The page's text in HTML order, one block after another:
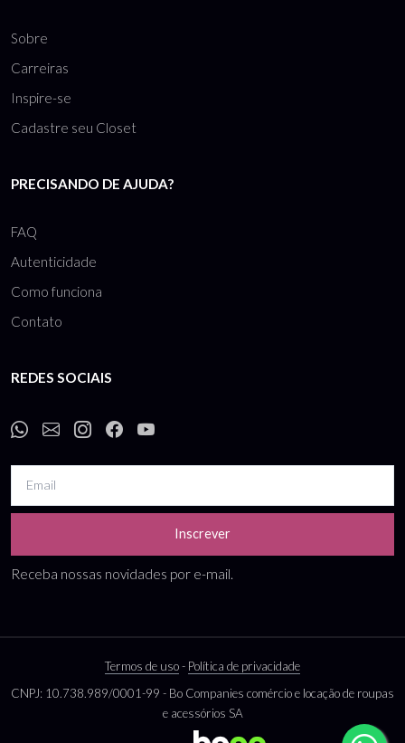
Sobre
Carreiras
Inspire-se
Cadastre seu Closet
PRECISANDO DE AJUDA?
FAQ
Autenticidade
Como funciona
Contato
REDES SOCIAIS
Inscrever
Receba nossas novidades por e-mail.
Termos de uso- Política de privacidade
CNPJ: 10.738.989/0001-99 - Bo Companies comércio e locação de roupas
e acessórios SA